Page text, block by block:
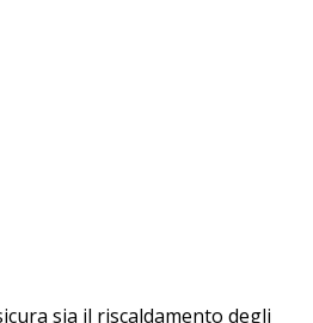
sia il riscaldamento degli